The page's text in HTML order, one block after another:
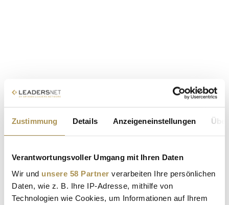
Zustimmung Details Anzeigeneinstellungen
Verantwortungsvoller Umgang mit Ihren Daten
Wir und unsere 58 Partner verarbeiten Ihre persönlichen
Daten, wie z. B. Ihre IP-Adresse, mithilfe von
Technologien wie Cookies, um Informationen auf Ihrem